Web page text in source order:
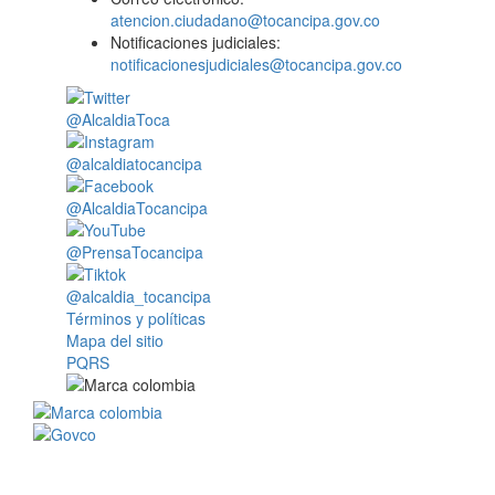
atencion.ciudadano@tocancipa.gov.co
Notificaciones judiciales:
notificacionesjudiciales@tocancipa.gov.co
@AlcaldiaToca
@alcaldiatocancipa
@AlcaldiaTocancipa
@PrensaTocancipa
@alcaldia_tocancipa
Términos y políticas
Mapa del sitio
PQRS